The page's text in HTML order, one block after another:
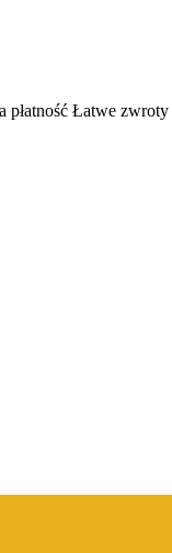
płatność Łatwe zwroty